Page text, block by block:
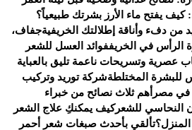
يفتح ماء الأرز بشرتك طبيعياً؟
دفء وأناقة إطلالتك الخريفيةجفاف،
الرأس في الخريففوائد العسل للشعر
عصرية وتسريحات ناعمة تليق بالعباية
للبشرة المختلطةشركة توريد وتركيب
في مصر أهم ثلاث نصائح من خبراء
النحاسي للشعركيف يمكنكِ علاج الشعر
تألقي بأحدث صبغات شعر أحمر